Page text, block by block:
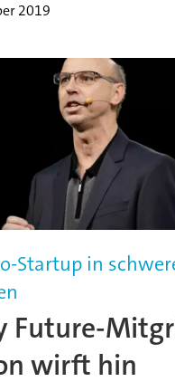
2019
Startup in
Future-
wirft hin